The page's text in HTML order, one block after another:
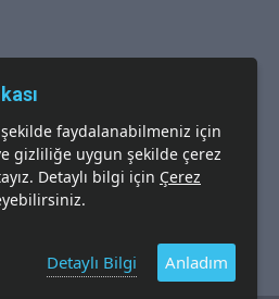
faydalanabilmeniz için
gizliliğe uygun şekilde çerez
Detaylı bilgi için Çerez
Detaylı Bilgi Anladım